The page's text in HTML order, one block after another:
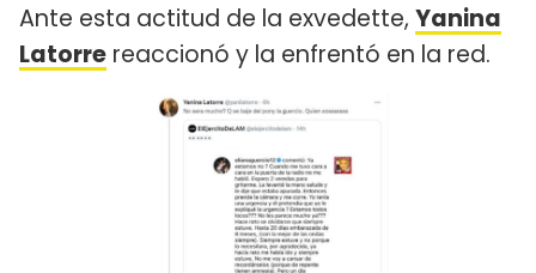
Ante esta actitud de la exvedette, Yanina
Latorre reaccionó y la enfrentó en la red.